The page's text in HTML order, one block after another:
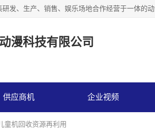
漫科技有限公司
供应商机 企业视频
童机回收资源再利用